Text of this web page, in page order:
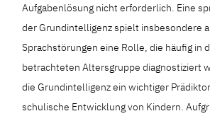
Aufgabenlösung nicht erforderlich. Eine
der Grundintelligenz spielt insbesondere
Sprachstörungen eine Rolle, die häufig in
betrachteten Altersgruppe diagnostiziert
die Grundintelligenz ein wichtiger
schulische Entwicklung von Kindern.